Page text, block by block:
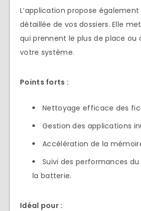
L’application propose
détaillée de vos dossiers. Elle
qui prennent le plus de place ou
votre système.
Points forts :
Nettoyage efficace des
Gestion des applications
Accélération de la
Suivi des performances
la batterie.
Idéal pour :